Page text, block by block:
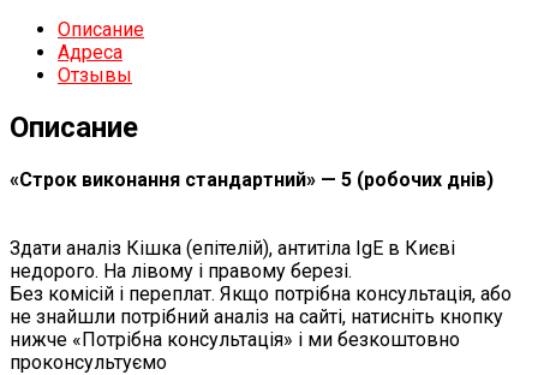
Описание
Адреса
Отзывы
Описание
«Строк виконання стандартний» — 5 (робочих днів)
Здати аналіз Кішка (епітелій), антитіла IgЕ в Києві
недорого. На лівому і правому березі.
Без комісій і переплат. Якщо потрібна консультація, або
не знайшли потрібний аналіз на сайті, натисніть кнопку
нижче «Потрібна консультація» і ми безкоштовно
проконсультуємо